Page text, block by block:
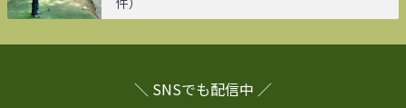
＼ SNSでも配信中 ／